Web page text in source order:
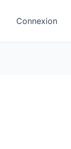
Connexion